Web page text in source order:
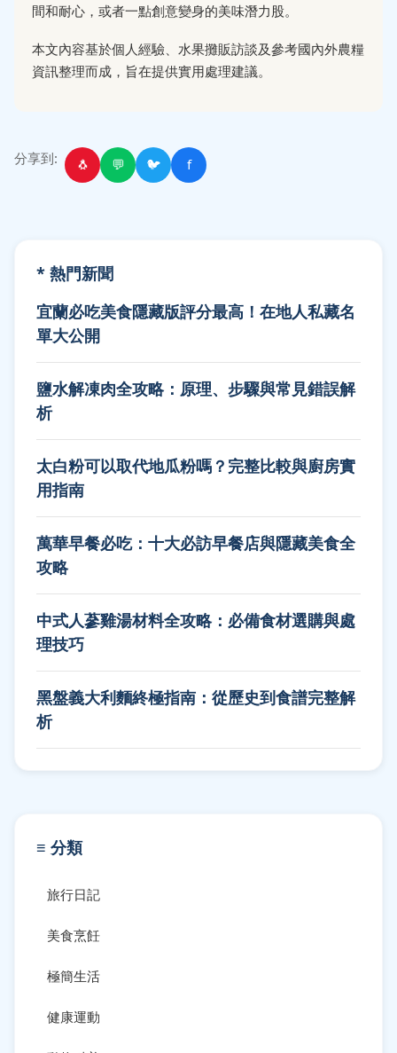
間和耐心，或者一點創意變身的美味潛力股。
本文內容基於個人經驗、水果攤販訪談及參考國內外農糧
資訊整理而成，旨在提供實用處理建議。
分享到: 🐧 💬 🐦 f
* 熱門新聞
宜蘭必吃美食隱藏版評分最高！在地人私藏名
單大公開
鹽水解凍肉全攻略：原理、步驟與常見錯誤解
析
太白粉可以取代地瓜粉嗎？完整比較與廚房實
用指南
萬華早餐必吃：十大必訪早餐店與隱藏美食全
攻略
中式人蔘雞湯材料全攻略：必備食材選購與處
理技巧
黑盤義大利麵終極指南：從歷史到食譜完整解
析
≡ 分類
旅行日記
美食烹飪
極簡生活
健康運動